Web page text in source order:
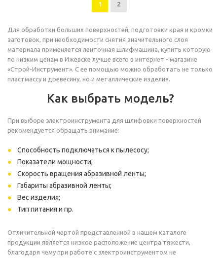
1 2
Для обработки больших поверхностей, подготовки края и кромки
заготовок, при необходимости снятия значительного слоя
материала применяется ленточная шлифмашина, купить которую
по низким ценам в Ижевске лучше всего в интернет - магазине
«Строй-Инструмент». С ее помощью можно обработать не только
пластмассу и древесину, но и металлические изделия.
Как выбрать модель?
При выборе электроинструмента для шлифовки поверхностей
рекомендуется обращать внимание:
Способность подключаться к пылесосу;
Показатели мощности;
Скорость вращения абразивной ленты;
Габариты абразивной ленты;
Вес изделия;
Тип питания и пр.
Отличительной чертой представленной в нашем каталоге
продукции является низкое расположение центра тяжести,
благодаря чему при работе с электроинструментом не